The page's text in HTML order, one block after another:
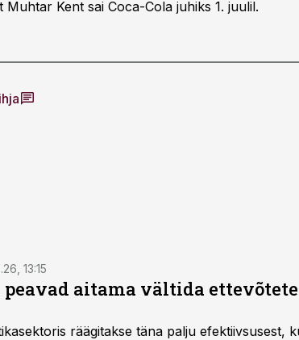
Muhtar Kent sai Coca-Cola juhiks 1. juulil.
13:15
peavad aitama vältida
räägitakse täna palju efektiivsusest,